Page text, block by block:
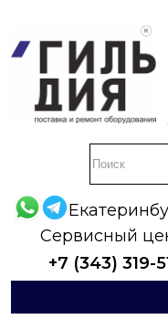
Сервисный
+7 (343) 319-